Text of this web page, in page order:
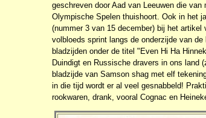
geschreven door Aad van Leeuwen die
Olympische Spelen thuishoort. Ook in het
(nummer 3 van 15 december) bij het
volbloeds sprint langs de onderzijde van
bladzijden onder de titel "Even Hi Ha
Duindigt en Russische dravers in ons land
bladzijde van Samson shag met elf
in die tijd wordt er al veel gesnabbeld!
rookwaren, drank, vooral Cognac en